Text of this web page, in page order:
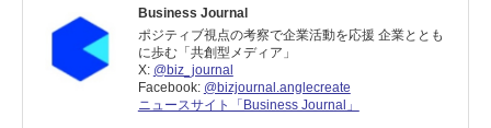
Business Journal
ポジティブ視点の考察で企業活動を応援 企業ととも
に歩む「共創型メディア」
X: @biz_journal
Facebook: @bizjournal.anglecreate
ニュースサイト「Business Journal」